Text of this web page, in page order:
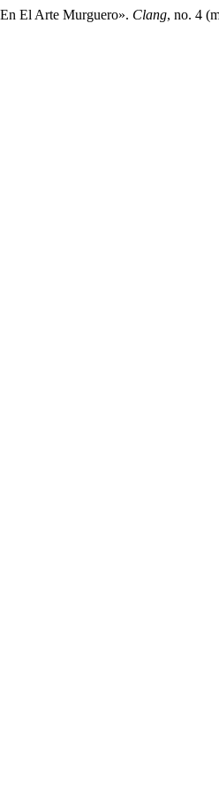
El Arte Murguero». Clang, no. 4